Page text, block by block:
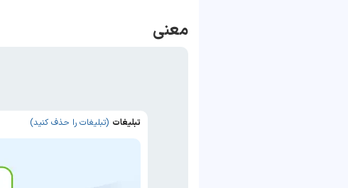
معنی
تبلیغات (تبلیغات را حذف کنید)